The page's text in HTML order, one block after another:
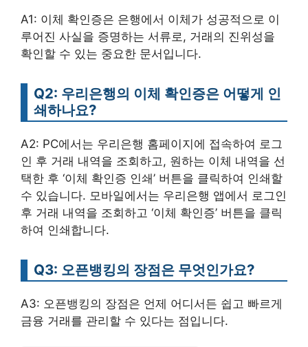
A1: 이체 확인증은 은행에서 이체가 성공적으로 이
루어진 사실을 증명하는 서류로, 거래의 진위성을
확인할 수 있는 중요한 문서입니다.
Q2: 우리은행의 이체 확인증은 어떻게 인
쇄하나요?
A2: PC에서는 우리은행 홈페이지에 접속하여 로그
인 후 거래 내역을 조회하고, 원하는 이체 내역을 선
택한 후 ‘이체 확인증 인쇄’ 버튼을 클릭하여 인쇄할
수 있습니다. 모바일에서는 우리은행 앱에서 로그인
후 거래 내역을 조회하고 ‘이체 확인증’ 버튼을 클릭
하여 인쇄합니다.
Q3: 오픈뱅킹의 장점은 무엇인가요?
A3: 오픈뱅킹의 장점은 언제 어디서든 쉽고 빠르게
금융 거래를 관리할 수 있다는 점입니다.